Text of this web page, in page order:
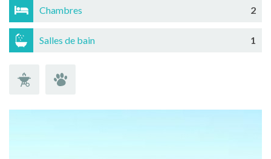
Chambres 2
Salles de bain 1